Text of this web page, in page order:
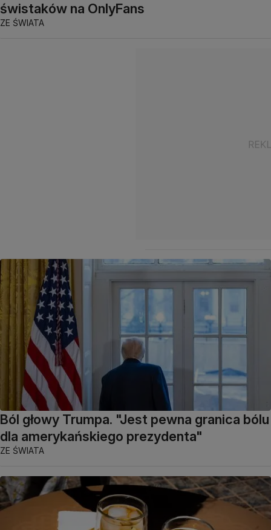
świstaków na OnlyFans
ZE ŚWIATA
Ból głowy Trumpa. "Jest pewna granica bólu
dla amerykańskiego prezydenta"
ZE ŚWIATA